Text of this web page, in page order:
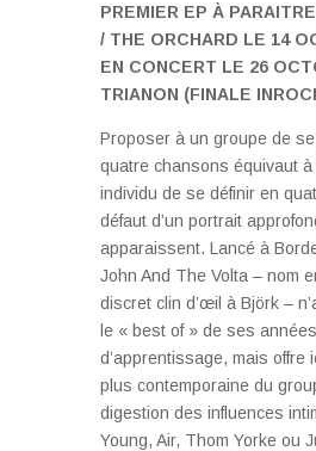
PREMIER EP À
/ THE ORCHARD LE 14
EN CONCERT LE 26
TRIANON (FINALE
Proposer à un groupe de
quatre chansons équivaut
individu de se définir en
défaut d’un portrait
apparaissent. Lancé à
John And The Volta – nom
discret clin d’œil à Björk –
le « best of » de ses années
d’apprentissage, mais offre
plus contemporaine du
digestion des influences
Young, Air, Thom Yorke ou